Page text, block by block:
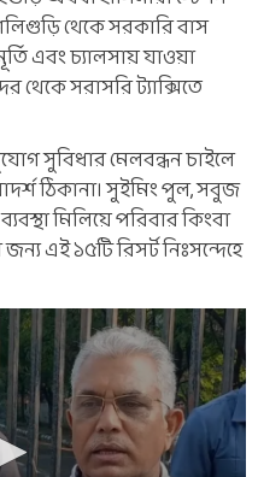
থেকে সরকারি বাস
এবং চ্যালসায় যাওয়া
থেকে সরাসরি ট্যাক্সিতে
সুবিধার মেলবন্ধন চাইলে
ঠিকানা। সুইমিং পুল, সবুজ
মিলিয়ে পরিবার কিংবা
এই ১৫টি রিসর্ট নিঃসন্দেহে